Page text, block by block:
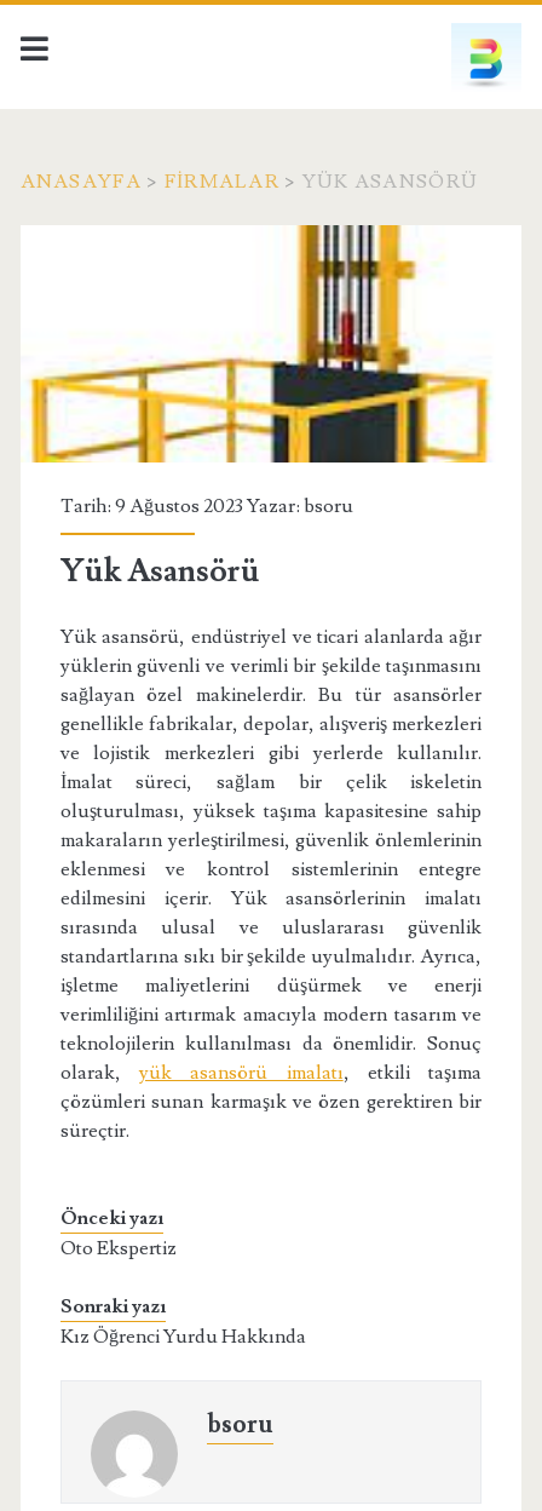
ANASAYFA > FIRMALAR> YÜK ASANSÖRÜ
Tarih: 9 Ağustos 2023 Yazar: bsoru
Yük Asansörü
Yük asansörü, endüstriyel ve ticari alanlarda ağır
yüklerin güvenli ve verimli bir şekilde taşınmasını
sağlayan özel makinelerdir. Bu tür asansörler
genellikle fabrikalar, depolar, alışveriş merkezleri
ve lojistik merkezleri gibi yerlerde kullanılır.
İmalat süreci, sağlam bir çelik iskeletin
oluşturulması, yüksek taşıma kapasitesine sahip
makaraların yerleştirilmesi, güvenlik önlemlerinin
eklenmesi ve kontrol sistemlerinin entegre
edilmesini içerir. Yük asansörlerinin imalatı
sırasında ulusal ve uluslararası güvenlik
standartlarına sıkı bir şekilde uyulmalıdır. Ayrıca,
işletme maliyetlerini düşürmek ve enerji
verimliliğini artırmak amacıyla modern tasarım ve
teknolojilerin kullanılması da önemlidir. Sonuç
olarak,yük asansörü imalatı, etkili taşıma
çözümleri sunan karmaşık ve özen gerektiren bir
süreçtir.
Önceki yazı
Oto Ekspertiz
Sonraki yazı
Kız Öğrenci Yurdu Hakkında
bsoru